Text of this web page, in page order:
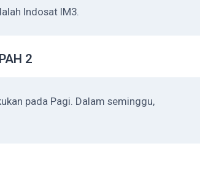
Indosat IM3.
2
pada Pagi. Dalam seminggu,